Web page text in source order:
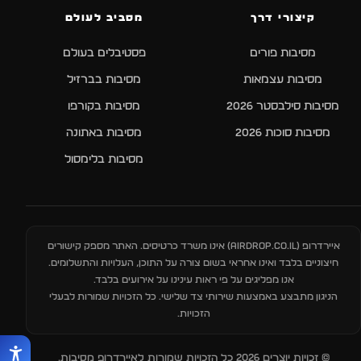
קיצורי דרך
מסיבות פורים
מסיבות עצמאות
מסיבות סילבסטר 2026
מסיבות סוכות 2026
מסביב לעולם
פסטיבלים בעולם
מסיבות בברזיל
מסיבות בקורפו
מסיבות באתונה
מסיבות בלימסול
איירדרופ (AIRDROP.CO.IL) אינו משרד כרטיסים. האתר מספק קישורים
חיצוניים בלבד ואינו אחראי בשום צורה על התוכן, העלויות והתשלומים.
אנו מפליגים על פי ראות עינינו על אירועים בלבד.
הניגון מתבצע באמצעות שירותי צד שלישי. כל הזכויות שמורות לבעלי
הזכויות.
© זכויות יוצרים 2026 כל הזכויות שמורות לאיירדרופ מסיבות.